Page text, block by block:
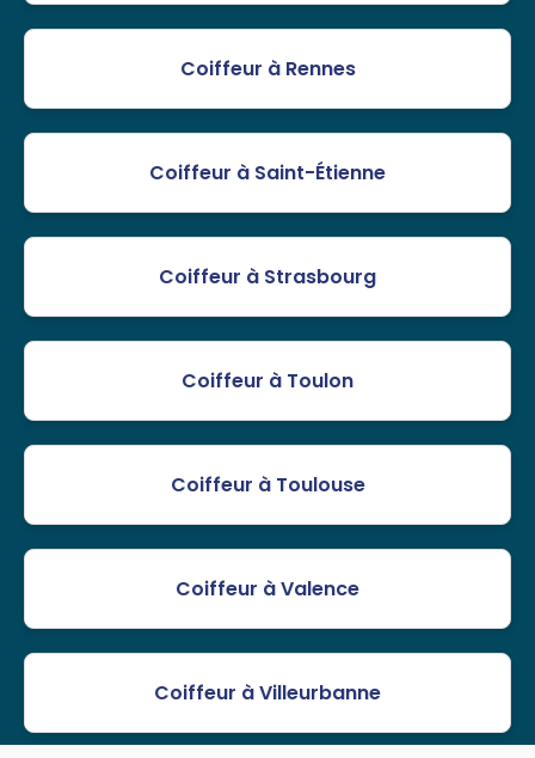
Coiffeur à Rennes
Coiffeur à Saint-Étienne
Coiffeur à Strasbourg
Coiffeur à Toulon
Coiffeur à Toulouse
Coiffeur à Valence
Coiffeur à Villeurbanne